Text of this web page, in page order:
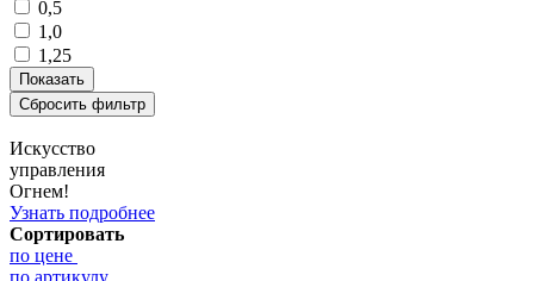
0,5
1,0
1,25
Искусство
управления
Огнем!
Узнать подробнее
Сортировать
по цене
по артикулу